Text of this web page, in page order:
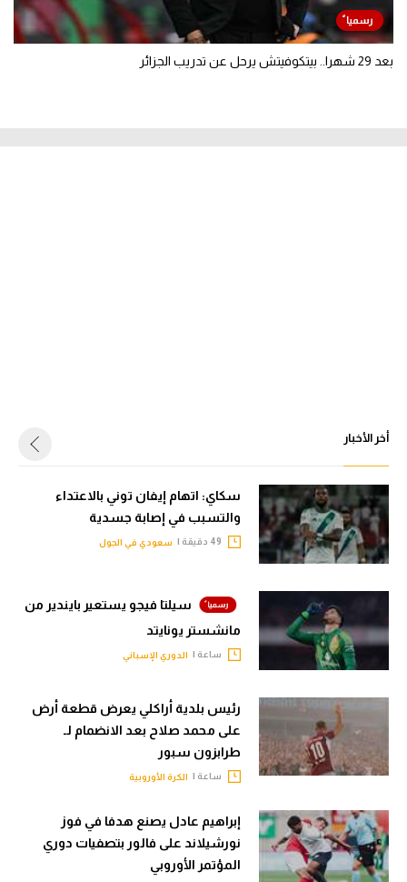
بعد 29 شهرا.. بيتكوفيتش يرحل عن تدريب الجزائر
أخر الأخبار
سكاي: اتهام إيفان توني بالاعتداء
والتسبب في إصابة جسدية
سعودي في الجول
سيلتا فيجو يستعير بايندير من
مانشستر يونايتد
ساعة | الدوري الإسباني
رئيس بلدية أراكلي يعرض قطعة أرض
على محمد صلاح بعد الانضمام لـ
طرابزون سبور
ساعة | الكرة الأوروبية
إبراهيم عادل يصنع هدفا في فوز
نورشيلاند على فالور بتصفيات دوري
المؤتمر الأوروبي